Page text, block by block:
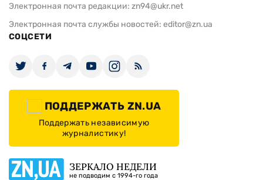
Электронная почта редакции: zn94@ukr.net
Электронная почта службы новостей: editor@zn.ua
СОЦСЕТИ
ПОДДЕРЖАТЬ ZN.UA
Поддержать независимую
журналистику!
ЗЕРКАЛО НЕДЕЛИ
не подводим с 1994-го года